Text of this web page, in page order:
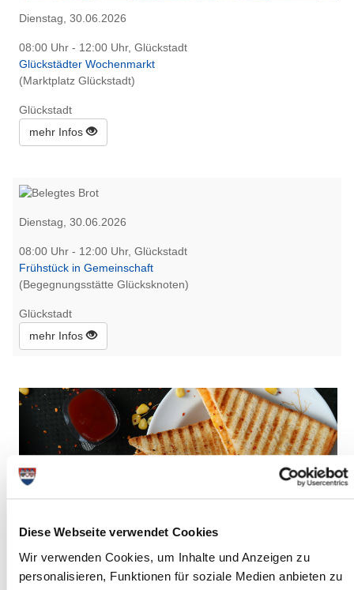
Diese Webseite verwendet Cookies
Wir verwenden Cookies, um Inhalte und Anzeigen zu
personalisieren, Funktionen für soziale Medien anbieten zu
Dienstag, 30.06.2026
08:00 Uhr - 12:00 Uhr, Glückstadt
Glückstädter Wochenmarkt
(Marktplatz Glückstadt)
Glückstadt
mehr Infos
Dienstag, 30.06.2026
08:00 Uhr - 12:00 Uhr, Glückstadt
Frühstück in Gemeinschaft
(Begegnungsstätte Glücksknoten)
Glückstadt
mehr Infos